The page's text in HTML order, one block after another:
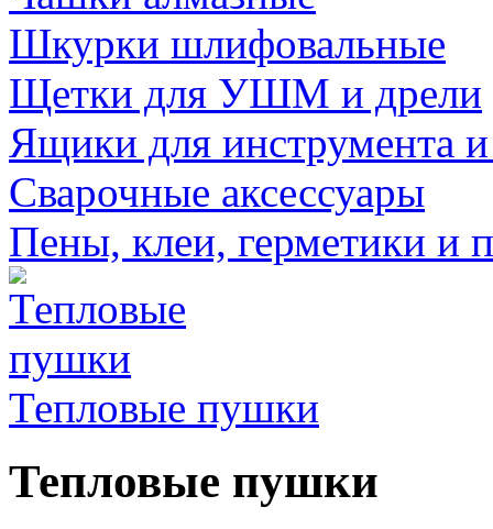
Шкурки шлифовальные
Щетки для УШМ и дрели
Ящики для инструмента
Сварочные аксессуары
Пены, клеи, герметики и
Тепловые пушки
Тепловые пушки